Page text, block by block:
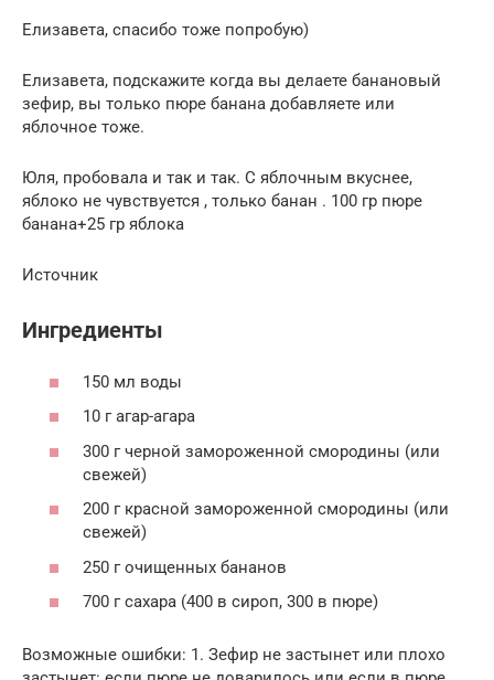
Елизавета, спасибо тоже попробую)
Елизавета, подскажите когда вы делаете банановый
зефир, вы только пюре банана добавляете или
яблочное тоже.
Юля, пробовала и так и так. С яблочным вкуснее,
яблоко не чувствуется , только банан . 100 гр пюре
банана+25 гр яблока
Источник
Ингредиенты
150 мл воды
10 г агар-агара
300 г черной замороженной смородины (или
свежей)
200 г красной замороженной смородины (или
свежей)
250 г очищенных бананов
700 г сахара (400 в сироп, 300 в пюре)
Возможные ошибки: 1. Зефир не застынет или плохо